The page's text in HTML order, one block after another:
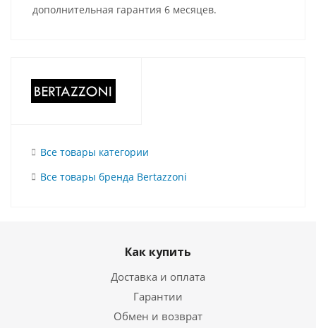
дополнительная гарантия 6 месяцев.
Все товары категории
Все товары бренда Bertazzoni
Как купить
Доставка и оплата
Гарантии
Обмен и возврат